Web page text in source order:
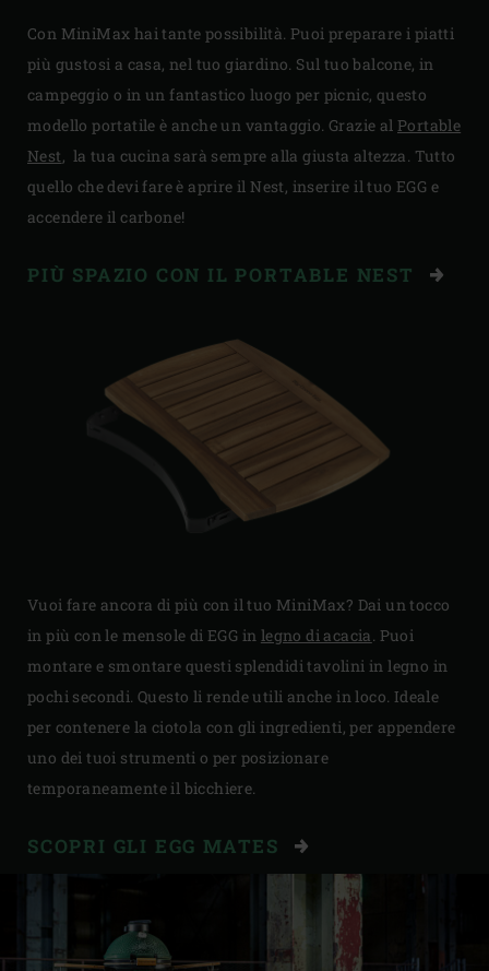
Con MiniMax hai tante possibilità. Puoi preparare i piatti
più gustosi a casa, nel tuo giardino. Sul tuo balcone, in
campeggio o in un fantastico luogo per picnic, questo
modello portatile è anche un vantaggio. Grazie al Portable
Nest, la tua cucina sarà sempre alla giusta altezza. Tutto
quello che devi fare è aprire il Nest, inserire il tuo EGG e
accendere il carbone!
PIÙ SPAZIO CON IL PORTABLE NEST
Vuoi fare ancora di più con il tuo MiniMax? Dai un tocco
in più con le mensole di EGG in legno di acacia . Puoi
montare e smontare questi splendidi tavolini in legno in
pochi secondi. Questo li rende utili anche in loco. Ideale
per contenere la ciotola con gli ingredienti, per appendere
uno dei tuoi strumenti o per posizionare
temporaneamente il bicchiere.
SCOPRI GLI EGG MATES